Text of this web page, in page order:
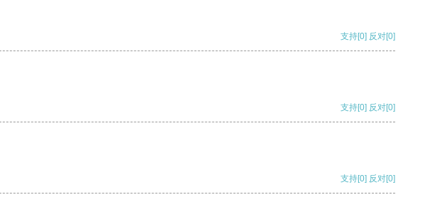
支持[0] 反对[0]
支持[0] 反对[0]
支持[0] 反对[0]